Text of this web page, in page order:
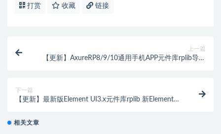
打赏 收藏 链接
上一篇
【更新】AxureRP8/9/10通用手机APP元件库rplib导入
下一篇
【更新】最新版Element UI3.x元件库rplib 新Element
相关文章